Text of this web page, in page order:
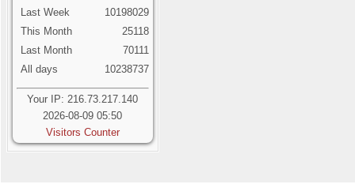
Last Week
This Month
Last Month
All days
10198029
25118
70111
10238737
Your IP: 216.73.217.140
2026-08-09 05:50
Visitors Counter